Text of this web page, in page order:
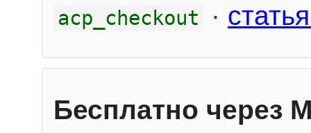
acp_checkout ·
Бесплатно через